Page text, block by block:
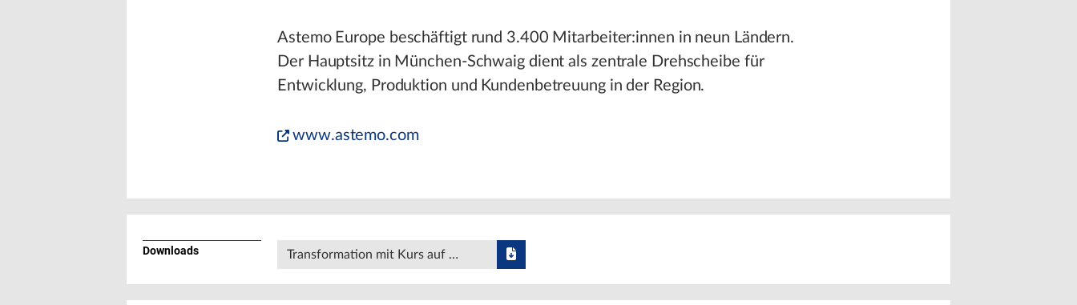
Astemo Europe beschäftigt rund 3.400 Mitarbeiter:innen in neun Ländern.
Der Hauptsitz in München-Schwaig dient als zentrale Drehscheibe für
Entwicklung, Produktion und Kundenbetreuung in der Region.
www.astemo.com
Downloads Transformation mit Kurs auf …